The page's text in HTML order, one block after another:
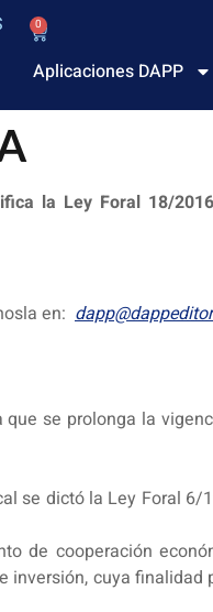
0
Aplicaciones DAPP
la Ley Foral 18/
en:
se prolonga la
se dictó la Ley Foral
de cooperación
cuya